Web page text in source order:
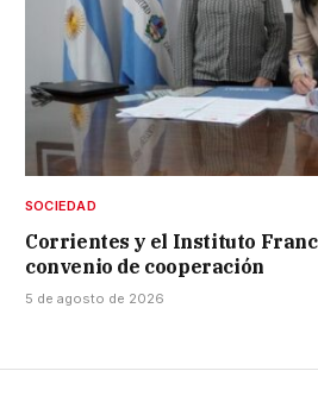
SOCIEDAD
Corrientes y el Instituto
convenio de cooperación
5 de agosto de 2026